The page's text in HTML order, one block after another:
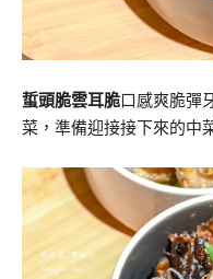
蜇頭脆雲耳脆口感爽脆彈
菜，準備迎接接下來的中